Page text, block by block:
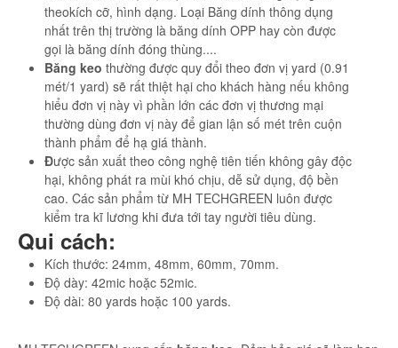
theokích cỡ, hình dạng. Loại Băng dính thông dụng
nhất trên thị trường là băng dính OPP hay còn được
gọi là băng dính đóng thùng....
Băng keo thường được quy đổi theo đơn vị yard (0.91
mét/1 yard) sẽ rất thiệt hại cho khách hàng nếu không
hiểu đơn vị này vì phần lớn các đơn vị thương mại
thường dùng đơn vị này để gian lận số mét trên cuộn
thành phẩm để hạ giá thành.
Được sản xuất theo công nghệ tiên tiến không gây độc
hại, không phát ra mùi khó chịu, dễ sử dụng, độ bền
cao. Các sản phẩm từ MH TECHGREEN luôn được
kiểm tra kĩ lương khi đưa tới tay người tiêu dùng.
Qui cách:
Kích thước: 24mm, 48mm, 60mm, 70mm.
Độ dày: 42mic hoặc 52mic.
Độ dài: 80 yards hoặc 100 yards.